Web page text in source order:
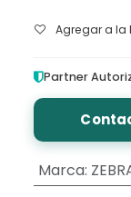
Agregar a la
Partner
Marca: